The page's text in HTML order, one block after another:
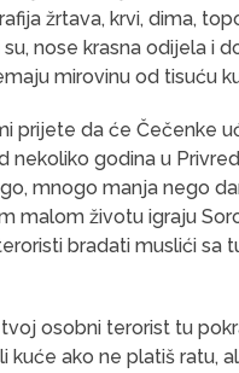
žrtava, krvi, dima,
nose krasna odijela i
mirovinu od tisuću
prijete da će Čečenke
nekoliko godina u
mnogo manja nego
malom životu igraju
bradati muslići sa
osobni terorist tu
ako ne platiš ratu,